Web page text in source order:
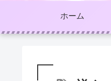
ホーム